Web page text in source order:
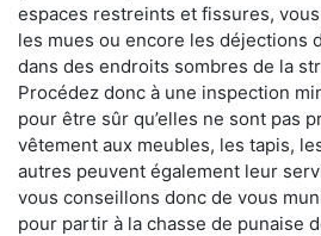
espaces restreints et fissures,
les mues ou encore les déjections
dans des endroits sombres de la
Procédez donc à une inspection
pour être sûr qu’elles ne sont pas
vêtement aux meubles, les tapis,
autres peuvent également leur
vous conseillons donc de vous
pour partir à la chasse de punaise